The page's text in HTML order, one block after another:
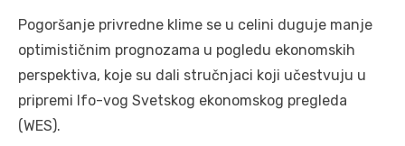
Pogoršanje privredne klime se u celini duguje manje
optimističnim prognozama u pogledu ekonomskih
perspektiva, koje su dali stručnjaci koji učestvuju u
pripremi Ifo-vog Svetskog ekonomskog pregleda
(WES).